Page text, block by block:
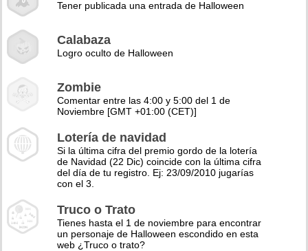
Tener publicada una entrada de Halloween
Calabaza
Logro oculto de Halloween
Zombie
Comentar entre las 4:00 y 5:00 del 1 de
Noviembre [GMT +01:00 (CET)]
Lotería de navidad
Si la última cifra del premio gordo de la lotería
de Navidad (22 Dic) coincide con la última cifra
del día de tu registro. Ej: 23/09/2010 jugarías
con el 3.
Truco o Trato
Tienes hasta el 1 de noviembre para encontrar
un personaje de Halloween escondido en esta
web ¿Truco o trato?